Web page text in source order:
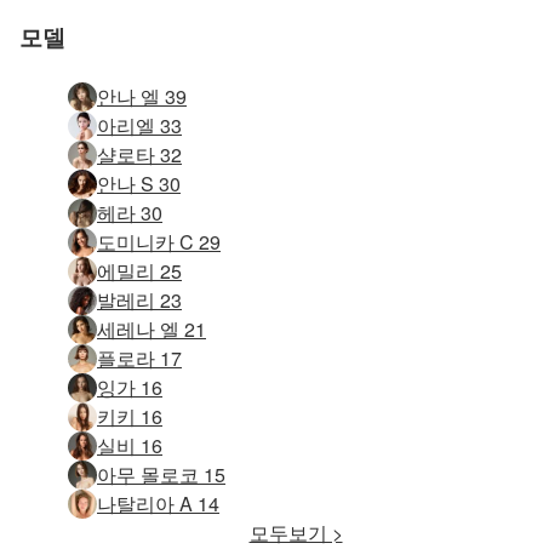
모델
안나 엘 39
아리엘 33
샬로타 32
안나 S 30
헤라 30
도미니카 C 29
에밀리 25
발레리 23
세레나 엘 21
플로라 17
잉가 16
키키 16
실비 16
아무 몰로코 15
나탈리아 A 14
모두보기 >